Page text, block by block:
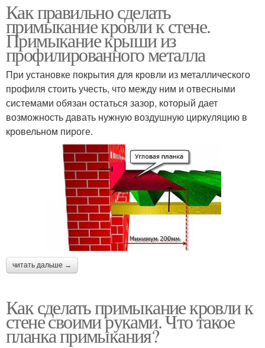
Как правильно сделать
примыкание кровли к стене.
Примыкание крыши из
профилированного металла
При установке покрытия для кровли из металлического
профиля стоить учесть, что между ним и отвесными
системами обязан остаться зазор, который дает
возможность давать нужную воздушную циркуляцию в
кровельном пироге.
читать дальше →
Как сделать примыкание кровли к
стене своими руками. Что такое
планка примыкания?